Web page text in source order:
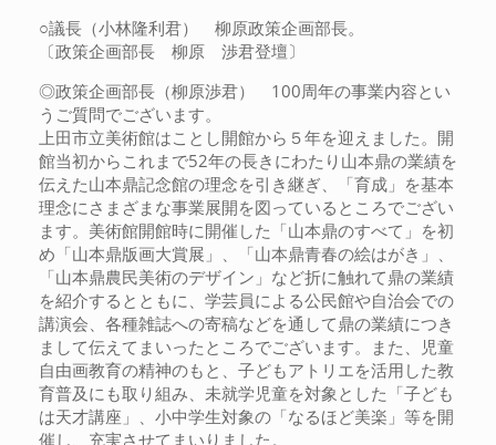
○議長（小林隆利君） 柳原政策企画部長。
〔政策企画部長 柳原 渉君登壇〕
◎政策企画部長（柳原渉君） 100周年の事業内容とい
うご質問でございます。
上田市立美術館はことし開館から５年を迎えました。開
館当初からこれまで52年の長きにわたり山本鼎の業績を
伝えた山本鼎記念館の理念を引き継ぎ、「育成」を基本
理念にさまざまな事業展開を図っているところでござい
ます。美術館開館時に開催した「山本鼎のすべて」を初
め「山本鼎版画大賞展」、「山本鼎青春の絵はがき」、
「山本鼎農民美術のデザイン」など折に触れて鼎の業績
を紹介するとともに、学芸員による公民館や自治会での
講演会、各種雑誌への寄稿などを通して鼎の業績につき
まして伝えてまいったところでございます。また、児童
自由画教育の精神のもと、子どもアトリエを活用した教
育普及にも取り組み、未就学児童を対象とした「子ども
は天才講座」、小中学生対象の「なるほど美楽」等を開
催し、充実させてまいりました。